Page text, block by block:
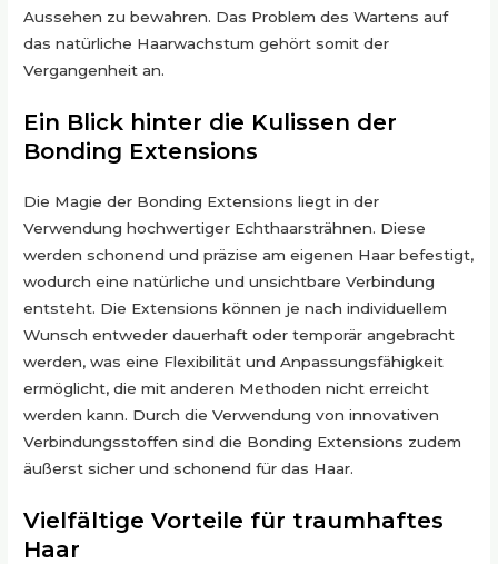
Aussehen zu bewahren. Das Problem des Wartens auf
das natürliche Haarwachstum gehört somit der
Vergangenheit an.
Ein Blick hinter die Kulissen der
Bonding Extensions
Die Magie der Bonding Extensions liegt in der
Verwendung hochwertiger Echthaarsträhnen. Diese
werden schonend und präzise am eigenen Haar befestigt,
wodurch eine natürliche und unsichtbare Verbindung
entsteht. Die Extensions können je nach individuellem
Wunsch entweder dauerhaft oder temporär angebracht
werden, was eine Flexibilität und Anpassungsfähigkeit
ermöglicht, die mit anderen Methoden nicht erreicht
werden kann. Durch die Verwendung von innovativen
Verbindungsstoffen sind die Bonding Extensions zudem
äußerst sicher und schonend für das Haar.
Vielfältige Vorteile für traumhaftes
Haar